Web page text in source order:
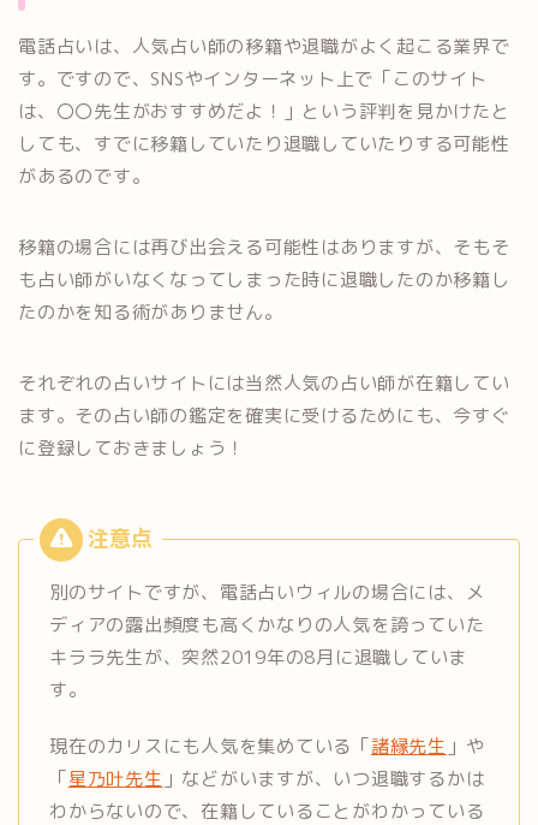
電話占いは、人気占い師の移籍や退職がよく起こる業界で
す。ですので、SNSやインターネット上で「このサイト
は、〇〇先生がおすすめだよ！」という評判を見かけたと
しても、すでに移籍していたり退職していたりする可能性
があるのです。
移籍の場合には再び出会える可能性はありますが、そもそ
も占い師がいなくなってしまった時に退職したのか移籍し
たのかを知る術がありません。
それぞれの占いサイトには当然人気の占い師が在籍してい
ます。その占い師の鑑定を確実に受けるためにも、今すぐ
に登録しておきましょう！
別のサイトですが、電話占いウィルの場合には、メ
ディアの露出頻度も高くかなりの人気を誇っていた
キララ先生が、突然2019年の8月に退職していま
す。
現在のカリスにも人気を集めている「諸縁先生 」や
「星乃叶先生 」などがいますが、いつ退職するかは
わからないので、在籍していることがわかっている